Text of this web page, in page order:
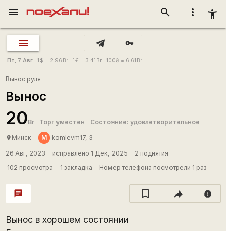
more_vert accessibility_new
search
menu
vpn_key
Пт, 7 Авг 1 $ = 2.96 Br 1€ = 3.41 Br 100₴ = 6.61 Br
Вынос руля
Вынос
20Br Торг уместен Состояние: удовлетворительное
place Минск М komlevm17, 3
26 Авг, 2023 исправлено 1 Дек, 2025
2 поднятия
102 просмотра
1 закладка Номер телефона посмотрели 1 раз
chat report
Вынос в хорошем состоянии